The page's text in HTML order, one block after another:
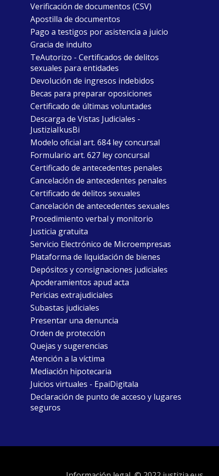
Verificación de documentos (CSV)
Apostilla de documentos
Pago a testigos por asistencia a juicio
Gracia de indulto
TeAutorizo - Certificados de delitos
sexuales para entidades
Devolución de ingresos indebidos
Becas para preparar oposiciones
Certificado de últimas voluntades
Descarga de Vistas Judiciales -
JustiziaIkusBi
Modelo oficial art. 684 ley concursal
Formulario art. 627 ley concursal
Certificado de antecedentes penales
Cancelación de antecedentes penales
Certificado de delitos sexuales
Cancelación de antecedentes sexuales
Procedimiento verbal y monitorio
Justicia gratuita
Servicio Electrónico de Microempresas
Plataforma de liquidación de bienes
Depósitos y consignaciones judiciales
Apoderamientos apud acta
Pericias extrajudiciales
Subastas judiciales
Presentar una denuncia
Orden de protección
Quejas y sugerencias
Atención a la víctima
Mediación hipotecaria
Juicios virtuales - EpaiDigitala
Declaración de punto de acceso y lugares
seguros